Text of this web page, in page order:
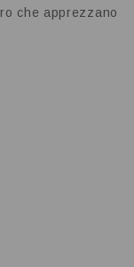
che apprezzano